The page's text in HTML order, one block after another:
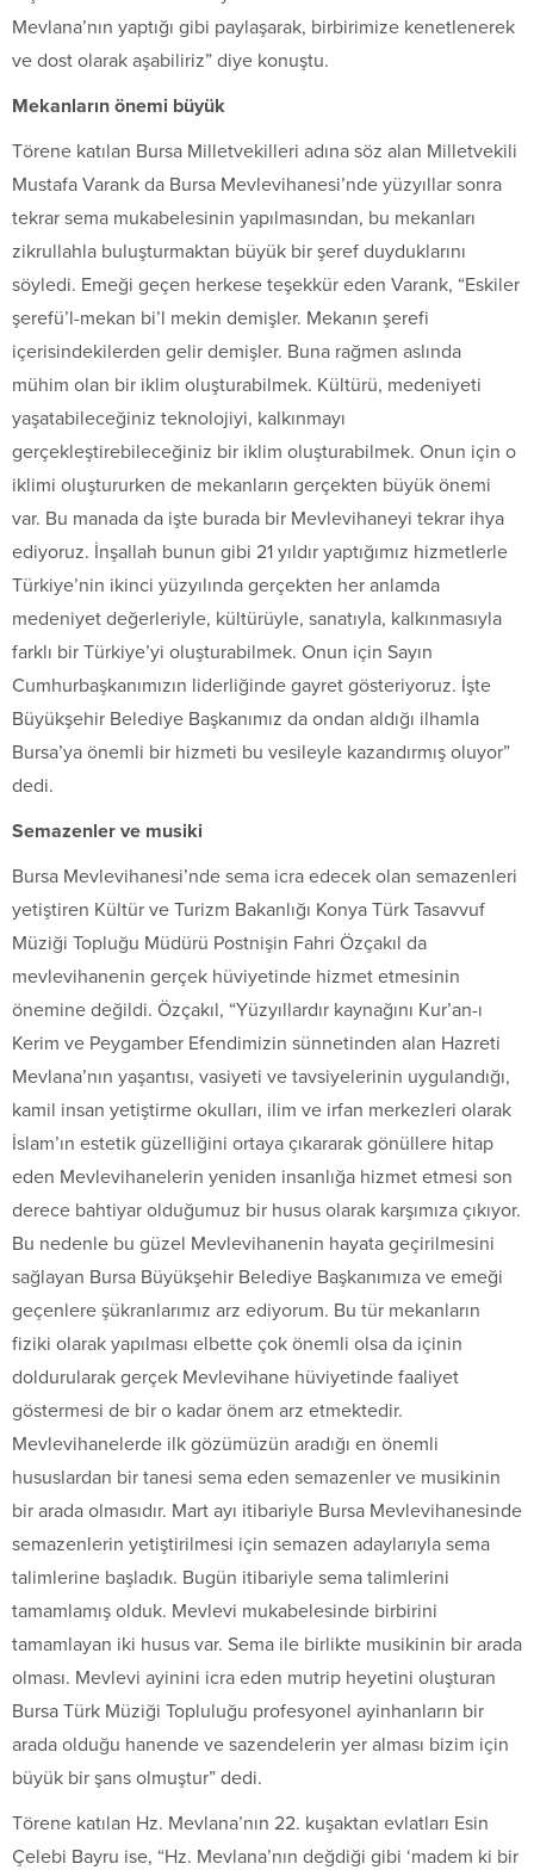
Mevlana’nın yaptığı gibi paylaşarak, birbirimize kenetlenerek
ve dost olarak aşabiliriz” diye konuştu.
Mekanların önemi büyük
Törene katılan Bursa Milletvekilleri adına söz alan Milletvekili
Mustafa Varank da Bursa Mevlevihanesi’nde yüzyıllar sonra
tekrar sema mukabelesinin yapılmasından, bu mekanları
zikrullahla buluşturmaktan büyük bir şeref duyduklarını
söyledi. Emeği geçen herkese teşekkür eden Varank, “Eskiler
şerefü’l-mekan bi’l mekin demişler. Mekanın şerefi
içerisindekilerden gelir demişler. Buna rağmen aslında
mühim olan bir iklim oluşturabilmek. Kültürü, medeniyeti
yaşatabileceğiniz teknolojiyi, kalkınmayı
gerçekleştirebileceğiniz bir iklim oluşturabilmek. Onun için o
iklimi oluştururken de mekanların gerçekten büyük önemi
var. Bu manada da işte burada bir Mevlevihaneyi tekrar ihya
ediyoruz. İnşallah bunun gibi 21 yıldır yaptığımız hizmetlerle
Türkiye’nin ikinci yüzyılında gerçekten her anlamda
medeniyet değerleriyle, kültürüyle, sanatıyla, kalkınmasıyla
farklı bir Türkiye’yi oluşturabilmek. Onun için Sayın
Cumhurbaşkanımızın liderliğinde gayret gösteriyoruz. İşte
Büyükşehir Belediye Başkanımız da ondan aldığı ilhamla
Bursa’ya önemli bir hizmeti bu vesileyle kazandırmış oluyor”
dedi.
Semazenler ve musiki
Bursa Mevlevihanesi’nde sema icra edecek olan semazenleri
yetiştiren Kültür ve Turizm Bakanlığı Konya Türk Tasavvuf
Müziği Topluğu Müdürü Postnişin Fahri Özçakıl da
mevlevihanenin gerçek hüviyetinde hizmet etmesinin
önemine değildi. Özçakıl, “Yüzyıllardır kaynağını Kur’an-ı
Kerim ve Peygamber Efendimizin sünnetinden alan Hazreti
Mevlana’nın yaşantısı, vasiyeti ve tavsiyelerinin uygulandığı,
kamil insan yetiştirme okulları, ilim ve irfan merkezleri olarak
İslam’ın estetik güzelliğini ortaya çıkararak gönüllere hitap
eden Mevlevihanelerin yeniden insanlığa hizmet etmesi son
derece bahtiyar olduğumuz bir husus olarak karşımıza çıkıyor.
Bu nedenle bu güzel Mevlevihanenin hayata geçirilmesini
sağlayan Bursa Büyükşehir Belediye Başkanımıza ve emeği
geçenlere şükranlarımız arz ediyorum. Bu tür mekanların
fiziki olarak yapılması elbette çok önemli olsa da içinin
doldurularak gerçek Mevlevihane hüviyetinde faaliyet
göstermesi de bir o kadar önem arz etmektedir.
Mevlevihanelerde ilk gözümüzün aradığı en önemli
hususlardan bir tanesi sema eden semazenler ve musikinin
bir arada olmasıdır. Mart ayı itibariyle Bursa Mevlevihanesinde
semazenlerin yetiştirilmesi için semazen adaylarıyla sema
talimlerine başladık. Bugün itibariyle sema talimlerini
tamamlamış olduk. Mevlevi mukabelesinde birbirini
tamamlayan iki husus var. Sema ile birlikte musikinin bir arada
olması. Mevlevi ayinini icra eden mutrip heyetini oluşturan
Bursa Türk Müziği Topluluğu profesyonel ayinhanların bir
arada olduğu hanende ve sazendelerin yer alması bizim için
büyük bir şans olmuştur” dedi.
Törene katılan Hz. Mevlana’nın 22. kuşaktan evlatları Esin
Çelebi Bayru ise, “Hz. Mevlana’nın değdiği gibi ‘madem ki bir